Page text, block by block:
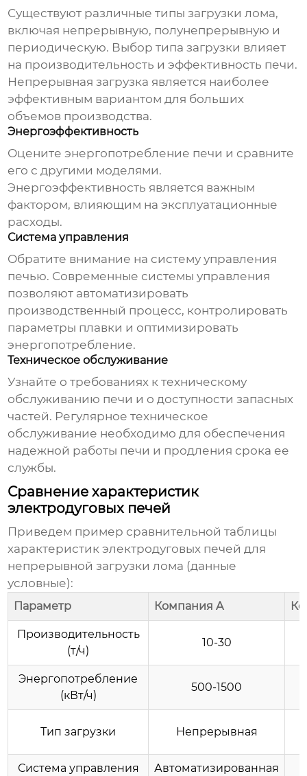
Существуют различные типы загрузки лома,
включая непрерывную, полунепрерывную и
периодическую. Выбор типа загрузки влияет
на производительность и эффективность печи.
Непрерывная загрузка является наиболее
эффективным вариантом для больших
объемов производства.
Энергоэффективность
Оцените энергопотребление печи и сравните
его с другими моделями.
Энергоэффективность является важным
фактором, влияющим на эксплуатационные
расходы.
Система управления
Обратите внимание на систему управления
печью. Современные системы управления
позволяют автоматизировать
производственный процесс, контролировать
параметры плавки и оптимизировать
энергопотребление.
Техническое обслуживание
Узнайте о требованиях к техническому
обслуживанию печи и о доступности запасных
частей. Регулярное техническое
обслуживание необходимо для обеспечения
надежной работы печи и продления срока ее
службы.
Сравнение характеристик
электродуговых печей
Приведем пример сравнительной таблицы
характеристикэлектродуговых печей для
непрерывной загрузки лома (данные
условные):
Параметр Компания A
Производительность
(т/ч)
10-30
Энергопотребление
(кВт/ч)
500-1500
Тип загрузки Непрерывная
Система управления Автоматизированная